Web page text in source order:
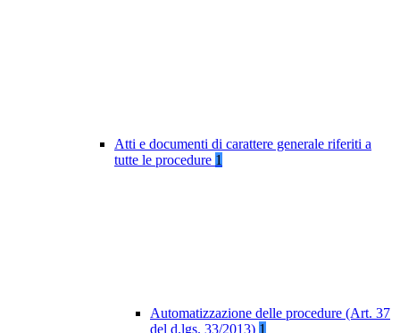
Atti e documenti di carattere generale riferiti a
tutte le procedure 1
Automatizzazione delle procedure (Art. 37
del d.lgs. 33/2013) 1